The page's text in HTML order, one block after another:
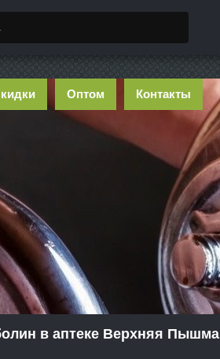
Оптом Контакты
в аптеке Верхняя Пышма